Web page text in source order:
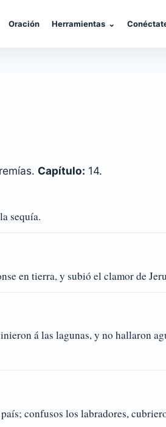
Oración Herramientas ⌄
Capítulo: 14.
sequía.
en tierra, y subió el clamor de
á las lagunas, y no hallaron
confusos los labradores,